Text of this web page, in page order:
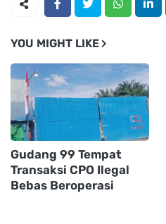
YOU MIGHT LIKE
Gudang 99 Tempat
Transaksi CPO Ilegal
Bebas Beroperasi